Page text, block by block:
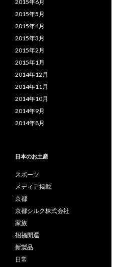
2015年6月
2015年5月
2015年4月
2015年3月
2015年2月
2015年1月
2014年12月
2014年11月
2014年10月
2014年9月
2014年8月
日本のお土産
スポーツ
メディア掲載
京都
京都シルク株式会社
家族
招福開運
新製品
日常